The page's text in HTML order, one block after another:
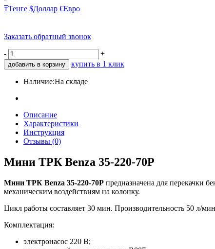
₸Тенге $Доллар €Евро
Заказать обратный звонок
- +
добавить в корзину купить в 1 клик
Наличие:На складе
Описание
Характеристики
Инструкция
Отзывы (0)
Мини ТРК Benza 35-220-70Р
Мини ТРК Benza 35-220-70Р предназначена для перекачки
механическим воздействиям на колонку.
Цикл работы составляет 30 мин. Производительность 50 л/
Комплектация:
электронасос 220 В;